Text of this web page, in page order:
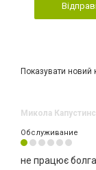
Показувати новий
Микола
Обслуживание
не працює